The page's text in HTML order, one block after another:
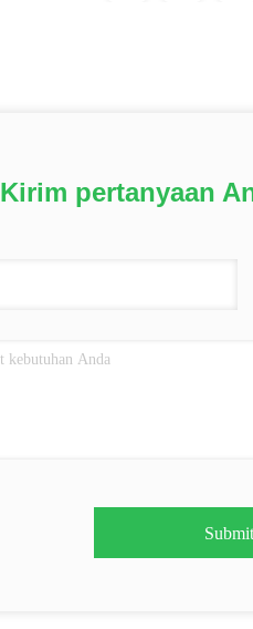
Kirim pertanyaan